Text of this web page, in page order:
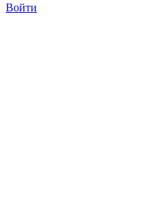
Войти